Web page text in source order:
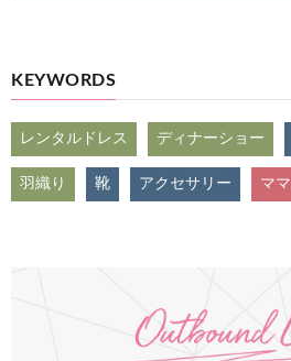
KEYWORDS
レンタルドレス ディナーショー
羽織り 靴 アクセサリー ママ